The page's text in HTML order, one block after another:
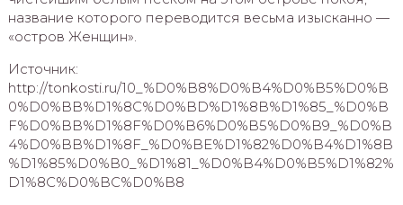
название которого переводится весьма изысканно —
«остров Женщин».
Источник:
http://tonkosti.ru/10_%D0%B8%D0%B4%D0%B5%D0%B
0%D0%BB%D1%8C%D0%BD%D1%8B%D1%85_%D0%B
F%D0%BB%D1%8F%D0%B6%D0%B5%D0%B9_%D0%B
4%D0%BB%D1%8F_%D0%BE%D1%82%D0%B4%D1%8B
%D1%85%D0%B0_%D1%81_%D0%B4%D0%B5%D1%82%
D1%8C%D0%BC%D0%B8